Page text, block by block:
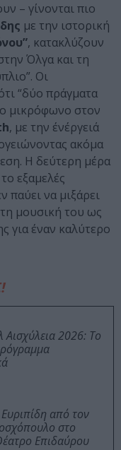
– γίνονται πιο
με την ιστορική
, κατακλύζουν
Όλγα και τη
Οι
“δύο πράγματα
μικρόφωνο στον
, με την ένέργειά
ακόμα
Η δεύτερη μέρα
εξαμελές
παύει να μιξάρει
μουσική του ως
για έναν καλύτερο
Αισχύλεια 2026: Το
από τον
στο
Επιδαύρου